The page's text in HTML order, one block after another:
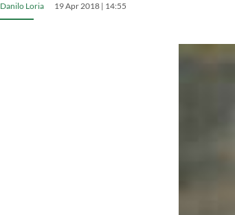
Danilo Loria 19 Apr 2018 | 14:55